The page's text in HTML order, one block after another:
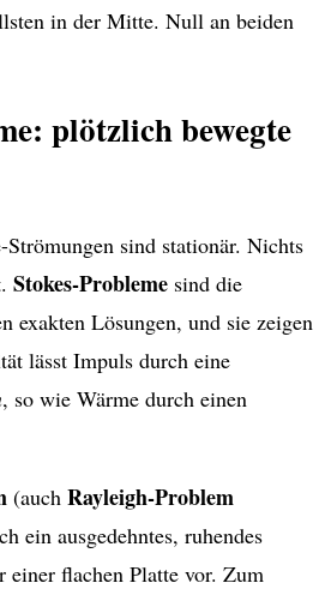
in der Mitte. Null an beiden
plötzlich bewegte
sind stationär. Nichts
Stokes-Probleme sind die
exakten Lösungen, und sie zeigen
lässt Impuls durch eine
, so wie Wärme durch einen
(auch Rayleigh-Problem
ein ausgedehntes, ruhendes
einer flachen Platte vor. Zum